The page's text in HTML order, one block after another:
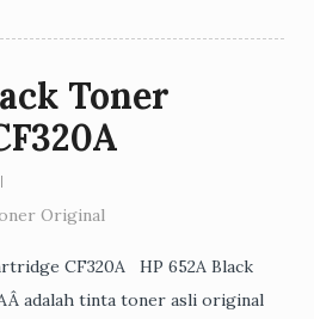
Toner
Original
CF320A HP 652A Black
adalah tinta toner asli original